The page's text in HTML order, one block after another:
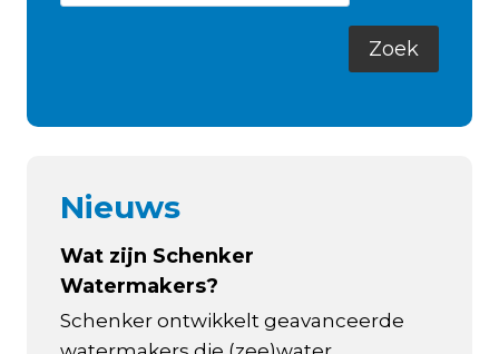
Nieuws
Wat zijn Schenker
Watermakers?
Schenker ontwikkelt geavanceerde